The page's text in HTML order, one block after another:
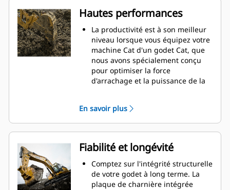
Hautes performances
La productivité est à son meilleur
niveau lorsque vous équipez votre
machine Cat d'un godet Cat, que
nous avons spécialement conçu
pour optimiser la force
d'arrachage et la puissance de la
double améliore le flux des
matières dans le godet. Le
dégagement de talon accru
garantit que le fond du godet ne
frotte pas, ce qui réduit les coûts
d'entretien.
La consommation de carburant est
maximale lors de l'excavation. Les
En savoir plus
Fiabilité et longévité
Comptez sur l'intégrité structurelle
de votre godet à long terme. La
plaque de charnière intégrée